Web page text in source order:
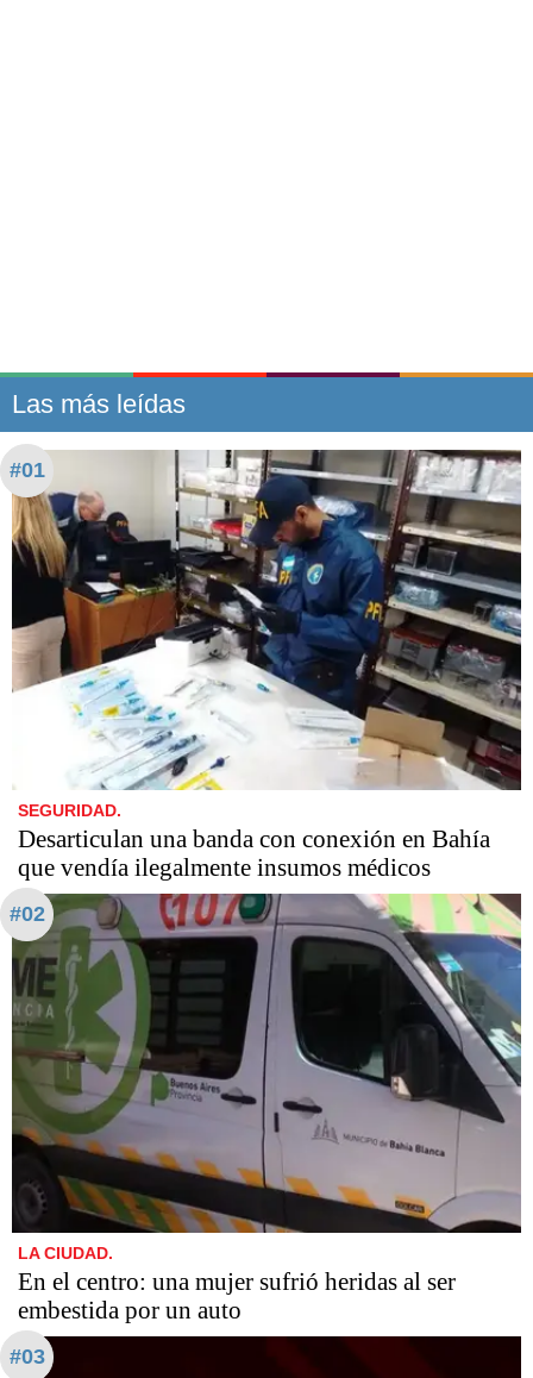
Las más leídas
#01
SEGURIDAD.
Desarticulan una banda con conexión en Bahía
que vendía ilegalmente insumos médicos
#02
LA CIUDAD.
En el centro: una mujer sufrió heridas al ser
embestida por un auto
#03